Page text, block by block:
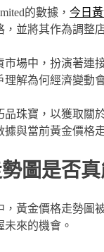
的數據， 今日
並將其作為調整
場中，扮演著連
理解為何經濟變動
品珠寶，以獲取關
據與當前黃金價格
圖是否
黃金價格走勢圖
來的機會。